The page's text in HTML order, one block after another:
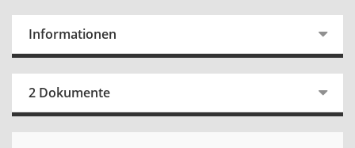
Informationen
2 Dokumente